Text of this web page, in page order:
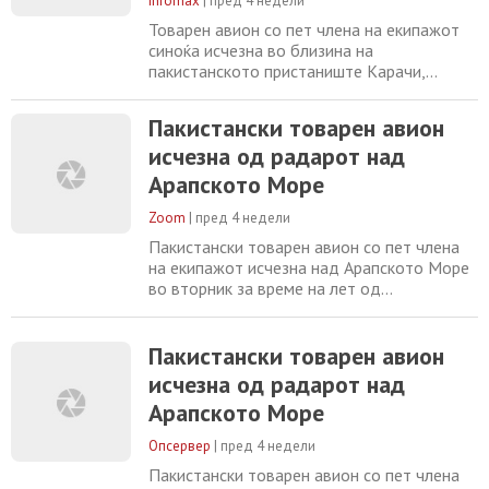
Товарен авион со пет члена на екипажот
синоќа исчезна во близина на
пакистанското пристаниште Карачи,
летање на Обединетите Арапски Емирати.
Пакистанската управа за цивилно
воздухопловство објави на социјалните
медиуми дека во тек се спасувачки
операции во Арапското Море.
Пакистански товарен авион
исчезна од радарот над
Арапското Море
Zoom | пред 4 недели
Пакистански товарен авион со пет члена
на екипажот исчезна над Арапското Море
во вторник за време на лет од
јавува агенцијата Анадолија . The last
couple minutes of this flight was hell. K2
Airways Cargo Boeing 737 Disappears Over
Arabian Sea Near Karachi; Five Crew Missing
Пакистански товарен авион
исчезна од радарот над
Арапското Море
Опсервер | пред 4 недели
Пакистански товарен авион со пет члена